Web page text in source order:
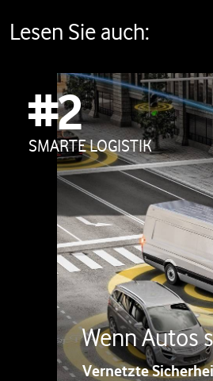
Lesen Sie auch:
#2
SMARTE LOGISTIK
Wenn Autos
Vernetzte